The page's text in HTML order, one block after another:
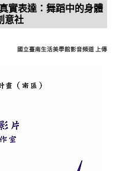
實表達：舞蹈中的身體
意社
國立臺南生活美學館影音頻道 上傳